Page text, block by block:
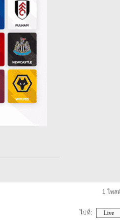
1 โพส
ไปที่: